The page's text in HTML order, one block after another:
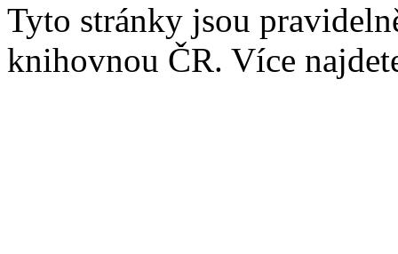
Tyto stránky jsou
knihovnou ČR. Více